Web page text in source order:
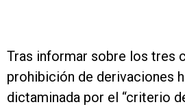
Tras informar sobre los tres
prohibición de derivaciones
dictaminada por el “criterio